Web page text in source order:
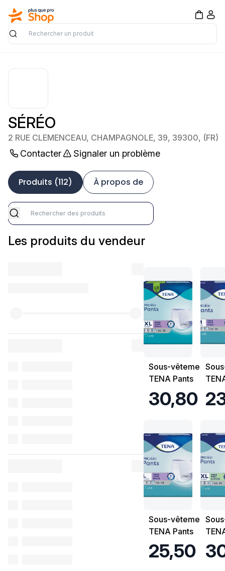
Rechercher
SÉRÉO
2 RUE CLEMENCEAU, CHAMPAGNOLE, 39, 39300, (FR)
Contacter Signaler un problème
Produits (112) À propos de
marketplace::app.shop.sellers.profile.reviews.search
Les produits du vendeur
Sous-vêtements
TENA Pants
Proskin Maxi -
Taille XL -
30,80 €
Sous-vêtements
TENA Pants
Proskin Maxi -
Taille L - Sachet
25,50 €